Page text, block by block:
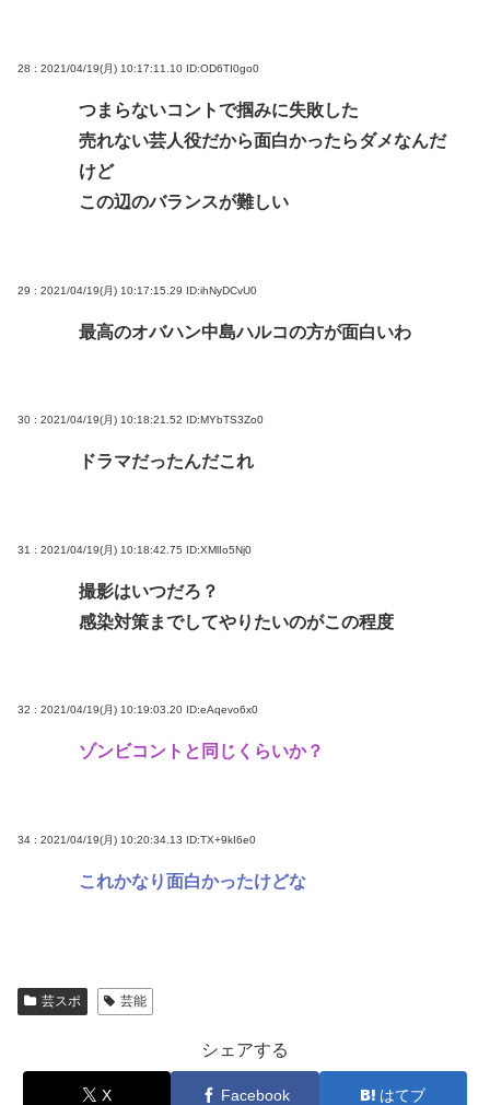
28 : 2021/04/19(月) 10:17:11.10 ID:OD6TI0go0
つまらないコントで掴みに失敗した
売れない芸人役だから面白かったらダメなんだ
けど
この辺のバランスが難しい
29 : 2021/04/19(月) 10:17:15.29 ID:ihNyDCvU0
最高のオバハン中島ハルコの方が面白いわ
30 : 2021/04/19(月) 10:18:21.52 ID:MYbTS3Zo0
ドラマだったんだこれ
31 : 2021/04/19(月) 10:18:42.75 ID:XMlIo5Nj0
撮影はいつだろ？
感染対策までしてやりたいのがこの程度
32 : 2021/04/19(月) 10:19:03.20 ID:eAqevo6x0
ゾンビコントと同じくらいか？
34 : 2021/04/19(月) 10:20:34.13 ID:TX+9kI6e0
これかなり面白かったけどな
芸スポ 芸能
シェアする
X Facebook はてブ